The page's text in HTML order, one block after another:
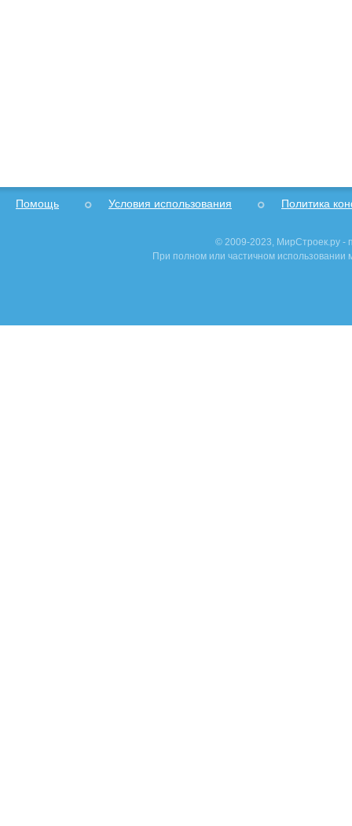
Помощь Условия использования Политика
© 2009-2023, МирСтроек.ру -
При полном или частичном использовании